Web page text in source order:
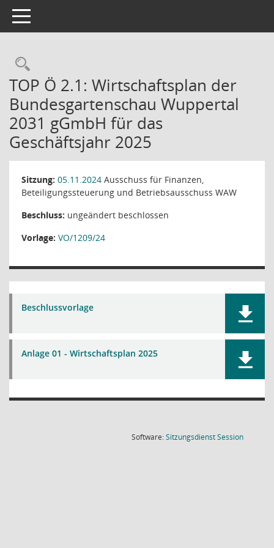
Toggle navigation
Rechercheauswahl
TOP Ö 2.1: Wirtschaftsplan der
Bundesgartenschau Wuppertal
2031 gGmbH für das
Geschäftsjahr 2025
Sitzung: 05.11.2024 Ausschuss für Finanzen,
Beteiligungssteuerung und Betriebsausschuss WAW
Beschluss: ungeändert beschlossen
Vorlage: VO/1209/24
Beschlussvorlage
Anlage 01 - Wirtschaftsplan 2025
Software:SitzungsdienstSession(Wird in